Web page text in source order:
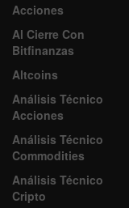
Acciones
Al Cierre Con
Bitfinanzas
Altcoins
Análisis Técnico
Acciones
Análisis Técnico
Commodities
Análisis Técnico
Cripto